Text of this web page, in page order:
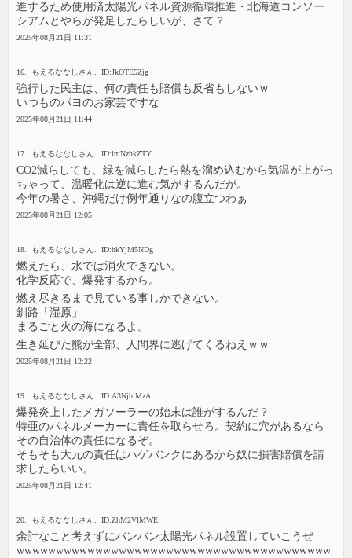
進するため使用済太陽光パネル資源循環推進・北海道コンソー
シアムとやらが発足したらしいが、さて？
2025年08月21日 11:31
16. もえるななしさん. ID:JkOTE5Zjg
強行した民主は、何の責任も賠償も反省もしないｗ
いつものパヨのお家芸ですな
2025年08月21日 11:44
17. もえるななしさん. ID:lmNzhkZTY
CO2減らしても、緑を減らしたら熱を溜め込むから気温が上がっ
ちゃって、温暖化は逆に進む気がするんだが。
今年の暑さ、沖縄だけ例年通りなの腹立つわぁ
2025年08月21日 12:05
18. もえるななしさん. ID:hkYjM5NDg
燃えたら、水では消火できない。
化学反応で、爆発するから。
燃え尽きるまで見ている事しかできない。
釧路「湿原」
まるごと火の海になるよ。
生き延びた熊が全部、人間界に逃げてくるねえｗｗ
2025年08月21日 12:22
19. もえるななしさん. ID:A3NjhiMzA
爆発炎上したメガソーラーの始末は誰がするんだ？
特亜のパネルメーカーに責任を取らせろ。契約に穴があるなら
その自治体の責任になるぞ。
そもそも大元の責任はハゲバンクにあるから奴に損害賠償を請
求したらいい。
2025年08月21日 12:41
20. もえるななしさん. ID:ZhM2VlMWE
余計なこと考えずにバンバン太陽光パネル設置していこうぜ
wwwwwwwwwwwwwwwwwwwwwwwwwwwwwwwwwwwwwwww